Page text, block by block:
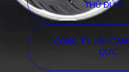
THỦ ĐỨC
CÔNG TY LẮP
ĐỨC